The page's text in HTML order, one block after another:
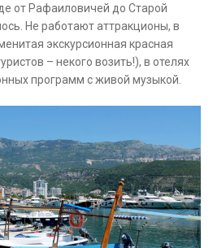
от Рафаиловичей до Старой
Не работают аттракционы, в
экскурсионная красная
– некого возить!), в отелях
программ с живой музыкой.